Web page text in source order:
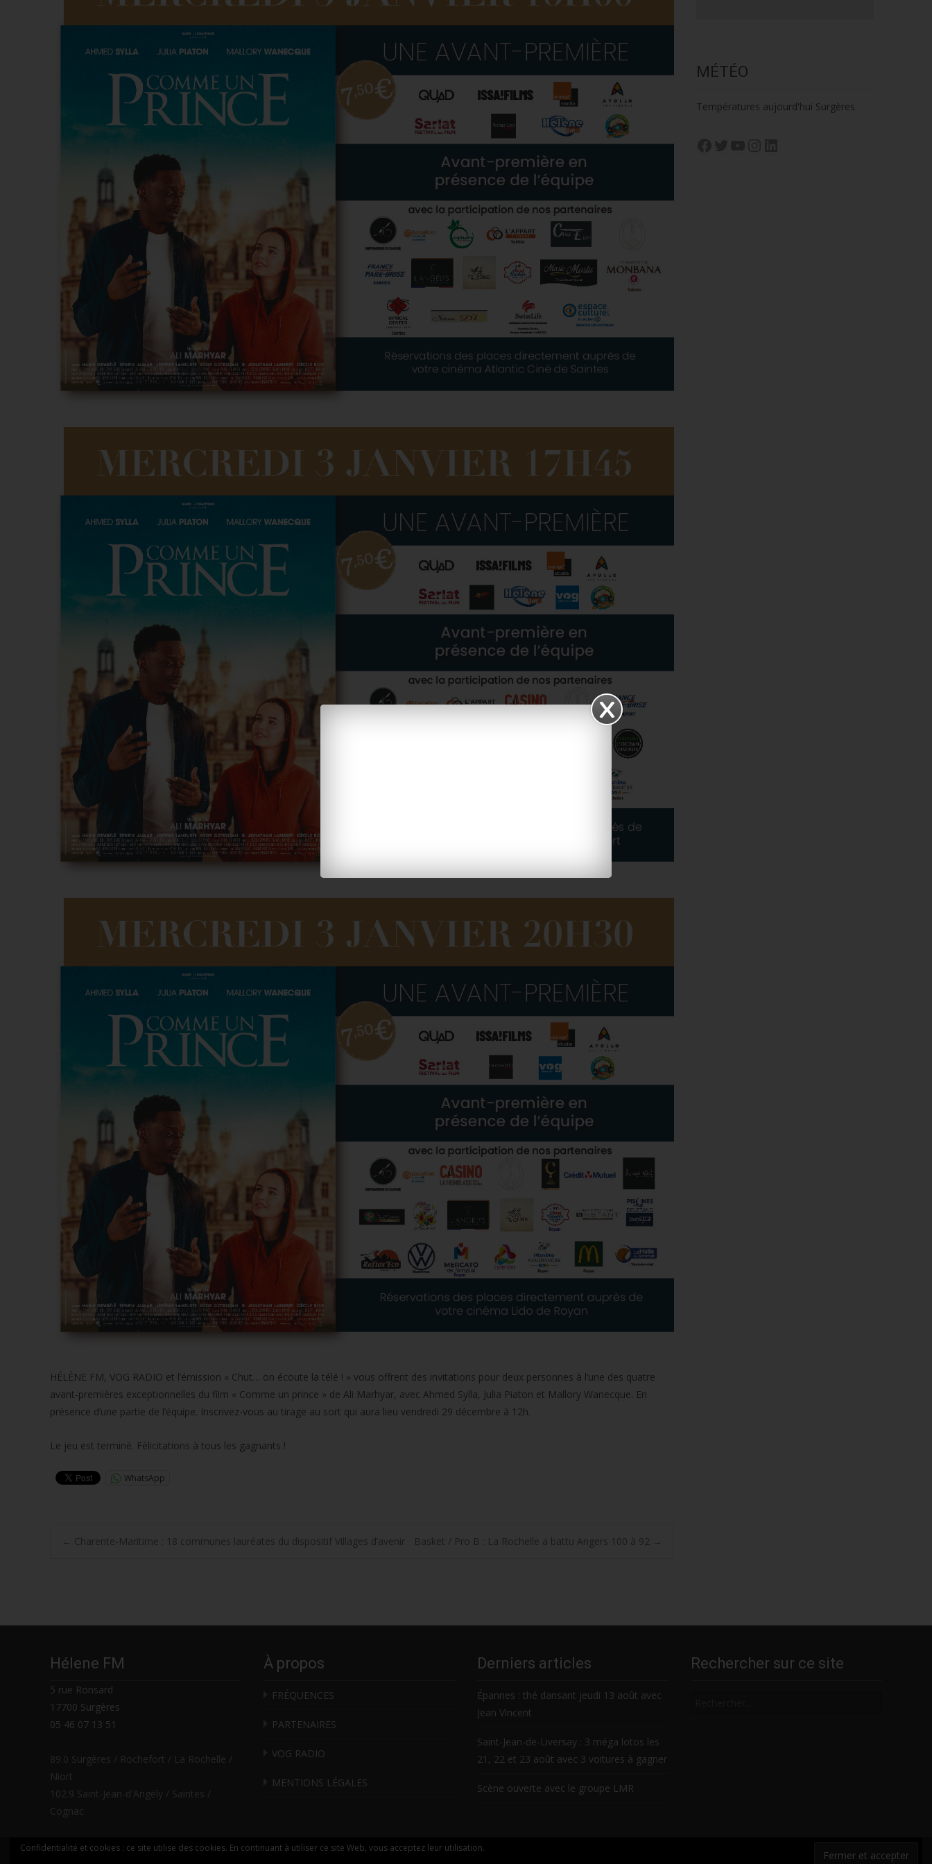
HÉLÈNE FM, VOG RADIO et l’émission « Chut… on écoute la télé ! » vous offrent des invitations pour deux personnes à l’une des quatre
avant-premières exceptionnelles du film « Comme un prince » de Ali Marhyar, avec Ahmed Sylla, Julia Piaton et Mallory Wanecque. En
présence d’une partie de l’équipe. Inscrivez-vous au tirage au sort qui aura lieu vendredi 29 décembre à 12h.
Le jeu est terminé. Félicitations à tous les gagnants !
WhatsApp
Post
← Charente-Maritime : 18 communes lauréates du dispositif Villages d’avenir Basket / Pro B : La Rochelle a battu Angers 100 à 92 →
MÉTÉO
Températures aujourd'hui Surgères
Hélene FM
5 rue Ronsard
17700 Surgères
05 46 07 13 51
89.0 Surgères / Rochefort / La Rochelle /
Niort
102.9 Saint-Jean-d'Angély / Saintes /
Cognac
À propos
FRÉQUENCES
PARTENAIRES
VOG RADIO
MENTIONS LÉGALES
Derniers articles
Épannes : thé dansant jeudi 13 août avec
Jean Vincent
Saint-Jean-de-Liversay : 3 méga lotos les
21, 22 et 23 août avec 3 voitures à gagner
Scène ouverte avec le groupe LMR
Rechercher sur ce site
Confidentialité et cookies : ce site utilise des cookies. En continuant à utiliser ce site Web, vous acceptez leur utilisation.